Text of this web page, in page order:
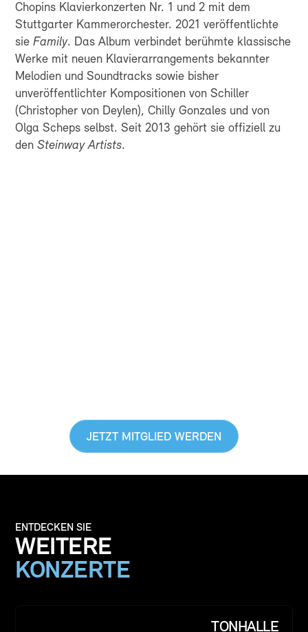
Chopins Klavierkonzerten Nr. 1 und 2 mit dem
Stuttgarter Kammerorchester. 2021 veröffentlichte
sieFamily. Das Album verbindet berühmte klassische
Werke mit neuen Klavierarrangements bekannter
Melodien und Soundtracks sowie bisher
unveröffentlichter Kompositionen von Schiller
(Christopher von Deylen), Chilly Gonzales und von
Olga Scheps selbst. Seit 2013 gehört sie offiziell zu
denSteinway Artists.
JETZT MITGLIED WERDEN
ENTDECKEN SIE
WEITERE
KONZERTE
TONHALLE